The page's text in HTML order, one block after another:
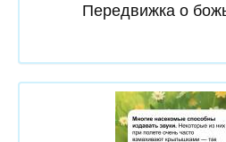
Передвижка о